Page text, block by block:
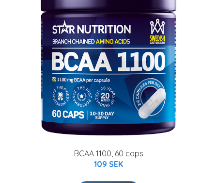
BCAA 1100, 60 caps
109 SEK